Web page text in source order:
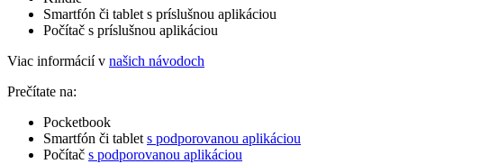
Smartfón či tablet s príslušnou aplikáciou
Počítač s príslušnou aplikáciou
Viac informácií v našich návodoch
Prečítate na:
Pocketbook
Smartfón či tablet s podporovanou aplikáciou
Počítač s podporovanou aplikáciou